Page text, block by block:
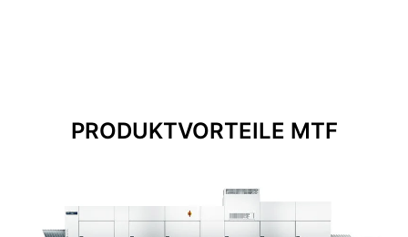
PRODUKTVORTEILE MTF